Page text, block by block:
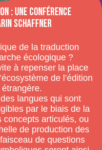
: une conférence
Schaffner
de la traduction
écologique ?
à repenser la place
de l’édition
langues qui sont
par le biais de la
concepts articulés, ou
de production des
de questions